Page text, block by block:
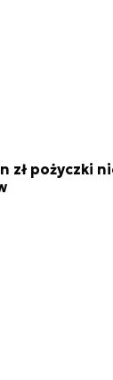
zł pożyczki